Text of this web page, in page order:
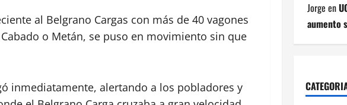
al Belgrano Cargas con más de 40 vagones
o Metán, se puso en movimiento sin que
inmediatamente, alertando a los pobladores y
Jorge en
aumento